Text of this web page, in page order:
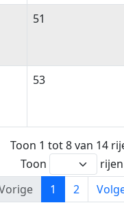
51
53
Toon 1 tot 8 van 14
Toon
rijen
1 2